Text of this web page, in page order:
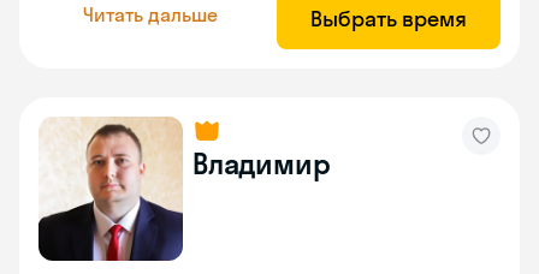
Читать дальше Выбрать время
Владимир